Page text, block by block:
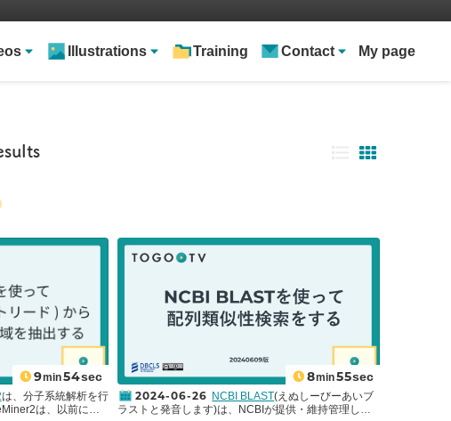
Illustrations Training Contact My page
9min54sec
は、分子系統解析を行
は、以前に開
8min55sec
2024-06-26 NCBI BLAST(えぬしーびーあいブ
ラストと発音します)は、NCBIが提供・維持管理して